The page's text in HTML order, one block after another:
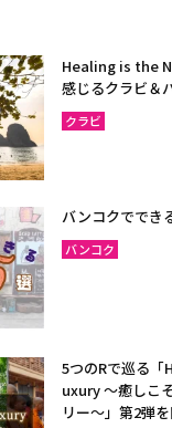
Healing is the
感じるクラビ＆
クラビ
バンコクででき
バンコク
5つのRで巡る
uxury ～癒しこ
リー〜」第2弾を